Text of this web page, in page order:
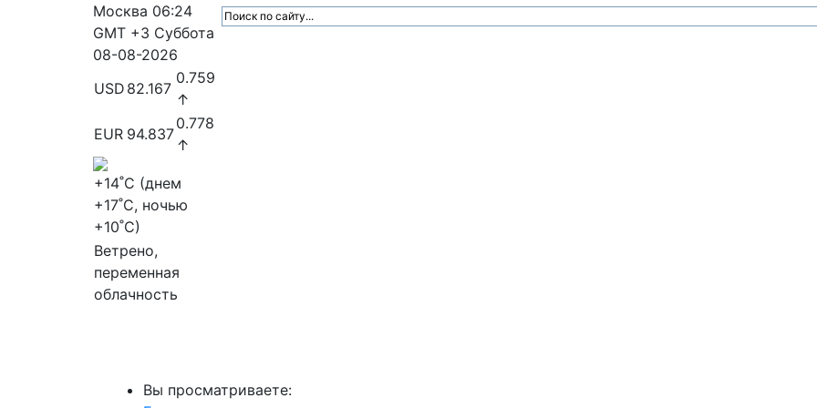
Москва 06:24
GMT +3 Суббота
08-08-2026
USD 82.167
0.759
↑
EUR 94.837
0.778
↑
+14˚C (днем
+17˚C, ночью
+10˚C)
Ветрено,
переменная
облачность
Вы просматриваете: